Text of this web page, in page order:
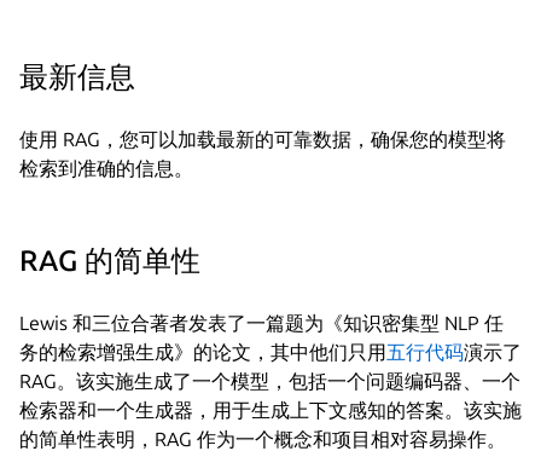
最新信息
使用 RAG，您可以加载最新的可靠数据，确保您的模型将
检索到准确的信息。
RAG 的简单性
Lewis 和三位合著者发表了一篇题为《知识密集型 NLP 任
务的检索增强生成》的论文，其中他们只用五行代码演示了
RAG。该实施生成了一个模型，包括一个问题编码器、一个
检索器和一个生成器，用于生成上下文感知的答案。该实施
的简单性表明，RAG 作为一个概念和项目相对容易操作。